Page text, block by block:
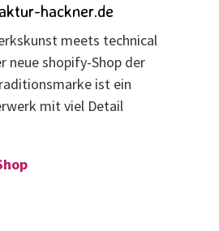
hackner.de
meets technical
neue shopify-Shop der
ist ein
mit viel Detail